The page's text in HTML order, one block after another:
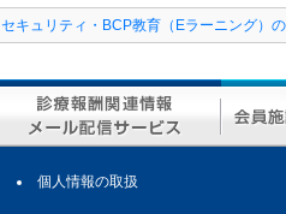
セキュリティ・BCP教育（Eラーニング）
個人情報の取扱